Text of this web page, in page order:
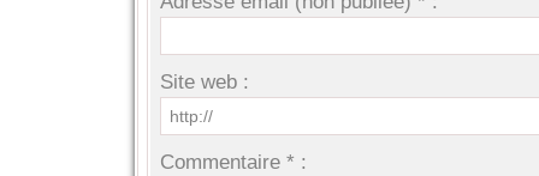
Site web :
Commentaire * :